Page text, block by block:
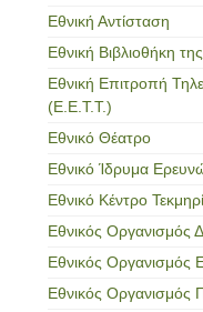
Εθνική Αντίσταση
Εθνική Βιβλιοθήκη
Εθνική Επιτροπή
(Ε.Ε.Τ.Τ.)
Εθνικό Θέατρο
Εθνικό Ίδρυμα
Εθνικό Κέντρο
Εθνικός Οργανισμός
Εθνικός
Εθνικός